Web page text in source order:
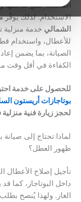
المشكلة تمنع
الاستخدام. لذلك يوفّر
الشمالي خدمة
للأعطال، واستخدام
الصيانة، بما يضمن
الكفاءة في أقل وقت
للحصول على خدمة
بوتاجازات أريستون
لحجز زيارة فنية
لماذا تحتاج إلى
ظهور العطل؟
تأجيل إصلاح الأعطال
داخل البوتاجاز، كما
الغاز. ولهذا يُنصح